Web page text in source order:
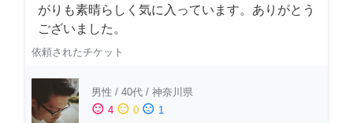
がりも素晴らしく気に入っています。ありがとう
ございました。
依頼されたチケット
男性 / 40代 / 神奈川県
sentiment_satisfied 4 sentiment_neutral 0 sentiment_dissatisfied 1